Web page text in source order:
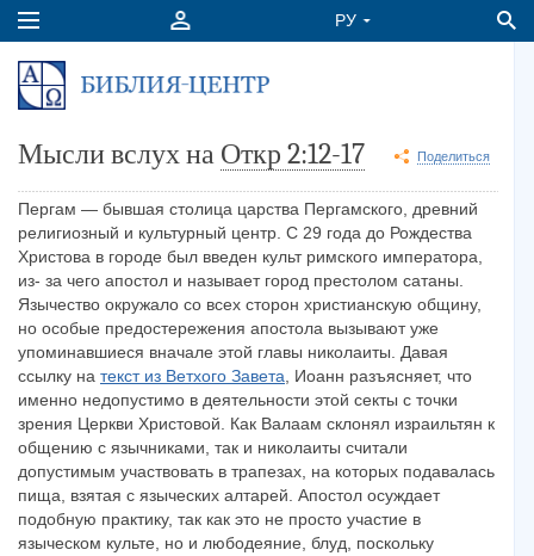
Мысли вслух на Откр 2:12-17 Поделиться
Пергам — бывшая столица царства Пергамского, древний
религиозный и культурный центр. С 29 года до Рождества
Христова в городе был введен культ римского императора,
из- за чего апостол и называет город престолом сатаны.
Язычество окружало со всех сторон христианскую общину,
но особые предостережения апостола вызывают уже
упоминавшиеся вначале этой главы николаиты. Давая
ссылку на текст из Ветхого Завета , Иоанн разъясняет, что
именно недопустимо в деятельности этой секты с точки
зрения Церкви Христовой. Как Валаам склонял израильтян к
общению с язычниками, так и николаиты считали
допустимым участвовать в трапезах, на которых подавалась
пища, взятая с языческих алтарей. Апостол осуждает
подобную практику, так как это не просто участие в
языческом культе, но и любодеяние, блуд, поскольку